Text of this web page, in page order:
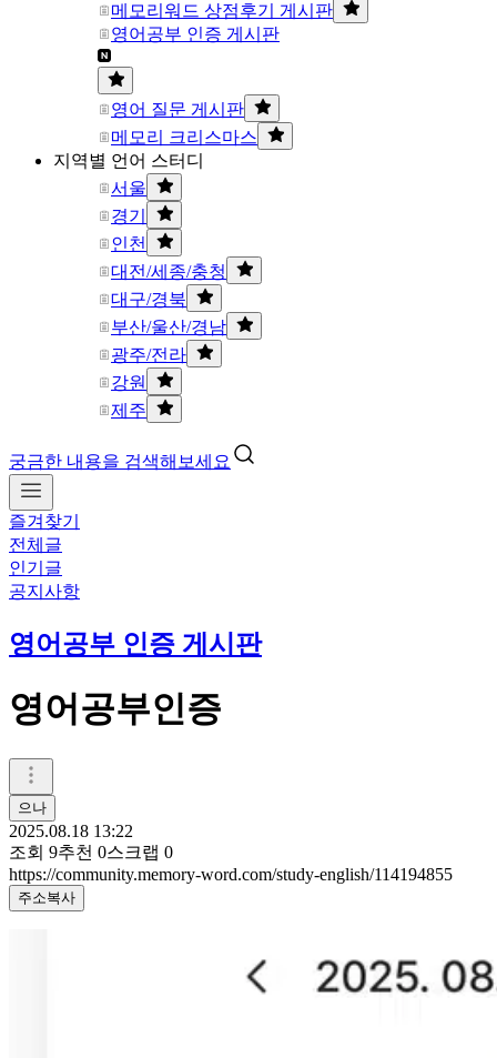
메모리워드 상점후기 게시판
영어공부 인증 게시판
영어 질문 게시판
메모리 크리스마스
지역별 언어 스터디
서울
경기
인천
대전/세종/충청
대구/경북
부산/울산/경남
광주/전라
강원
제주
궁금한 내용을 검색해보세요
즐겨찾기
전체글
인기글
공지사항
영어공부 인증 게시판
영어공부인증
으나
2025.08.18 13:22
조회 9추천 0스크랩 0
https://community.memory-word.com/study-english/114194855
주소복사